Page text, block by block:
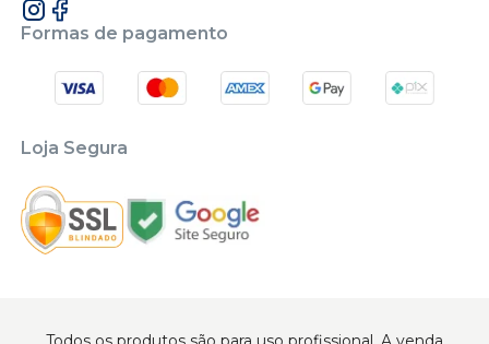
Formas de pagamento
Loja Segura